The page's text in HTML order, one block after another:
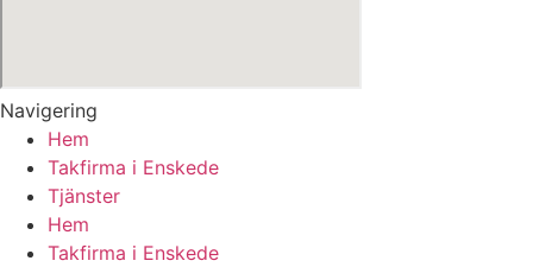
Navigering
Hem
Takfirma i Enskede
Tjänster
Hem
Takfirma i Enskede